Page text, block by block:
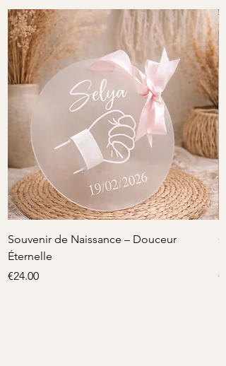
Souvenir de Naissance – Douceur
Éternelle
Price
€24.00